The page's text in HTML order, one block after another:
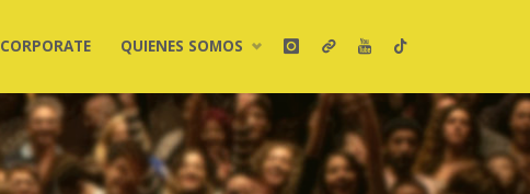
CORPORATE QUIENES SOMOS